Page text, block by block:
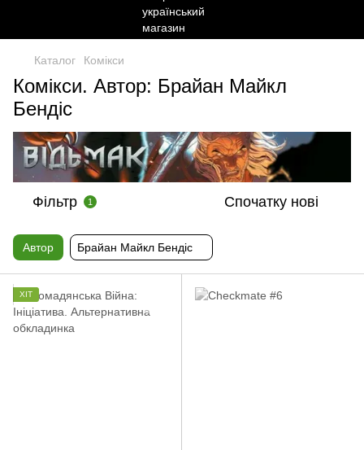
Каталог Комікси
Комікси. Автор: Брайан Майкл
Бендіс
Фільтр 1 Спочатку нові
Автор Брайан Майкл Бендіс
ХІТ